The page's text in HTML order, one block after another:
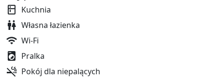
Kuchnia
Własna łazienka
Wi-Fi
Pralka
Pokój dla niepalących